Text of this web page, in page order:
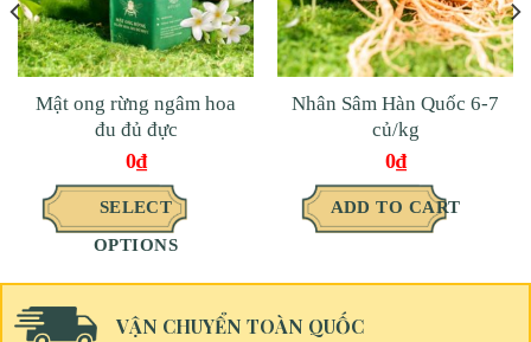
Mật ong rừng ngâm hoa
đu đủ đực
0₫
SELECT
OPTIONS
Nhân Sâm Hàn Quốc 6-7
củ/kg
0₫
ADD TO CART
VẬN CHUYỂN TOÀN QUỐC